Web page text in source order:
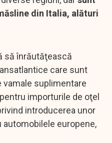
din Italia, alături
să înrăutăţească
care sunt
suplimentare
importurile de oţel
introducerea unor
europene,